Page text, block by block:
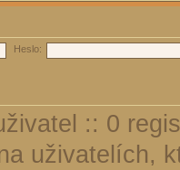
Heslo:
:: 0
uživatelích,